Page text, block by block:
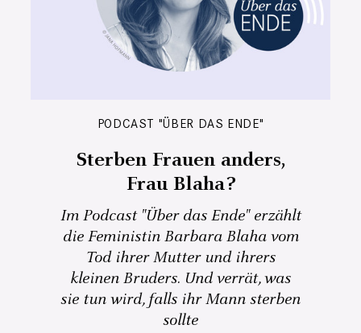
PODCAST "ÜBER DAS ENDE"
Sterben Frauen anders,
Frau Blaha?
Im Podcast "Über das Ende" erzählt
die Feministin Barbara Blaha vom
Tod ihrer Mutter und ihrers
kleinen Bruders. Und verrät, was
sie tun wird, falls ihr Mann sterben
sollte